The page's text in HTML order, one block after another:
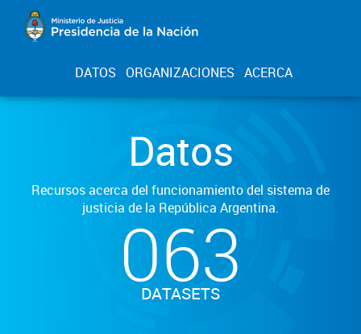
DATOS ORGANIZACIONES ACERCA
Datos
Recursos acerca del funcionamiento del sistema de
justicia de la República Argentina.
063
DATASETS